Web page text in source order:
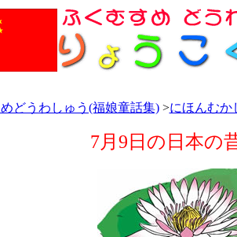
どうわしゅう(福娘童話集)>にほんむか
7月9日の日本の